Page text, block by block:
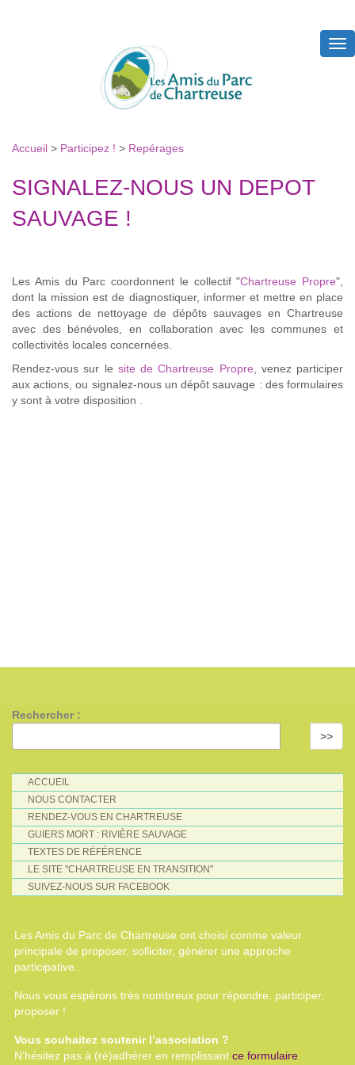
Accueil > Participez ! > Repérages
SIGNALEZ-NOUS UN DEPOT
SAUVAGE !
Les Amis du Parc coordonnent le collectif "Chartreuse Propre",
dont la mission est de diagnostiquer, informer et mettre en place
des actions de nettoyage de dépôts sauvages en Chartreuse
avec des bénévoles, en collaboration avec les communes et
collectivités locales concernées.
Rendez-vous sur le site de Chartreuse Propre, venez participer
aux actions, ou signalez-nous un dépôt sauvage : des formulaires
y sont à votre disposition .
Rechercher :
>>
ACCUEIL
NOUS CONTACTER
RENDEZ-VOUS EN CHARTREUSE
GUIERS MORT : RIVIÈRE SAUVAGE
TEXTES DE RÉFÉRENCE
LE SITE "CHARTREUSE EN TRANSITION"
SUIVEZ-NOUS SUR FACEBOOK
Les Amis du Parc de Chartreuse ont choisi comme valeur
principale de proposer, solliciter, générer une approche
participative.
Nous vous espérons très nombreux pour répondre, participer,
proposer !
Vous souhaitez soutenir l’association ?
N’hésitez pas à (ré)adhérer en remplissant ce formulaire